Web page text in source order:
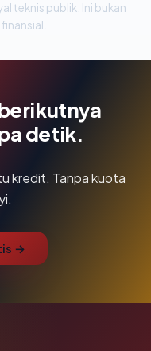
teknis publik. Ini bukan
detik.
kredit. Tanpa kuota
→